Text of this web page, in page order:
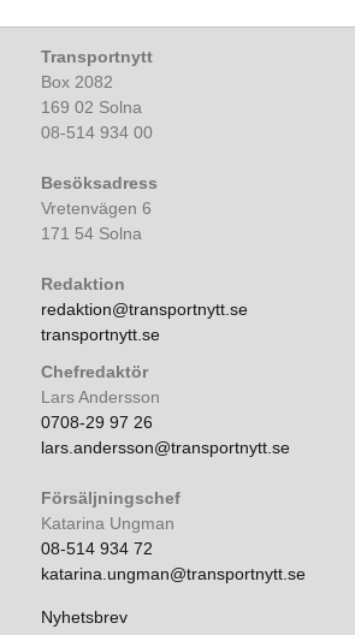
Transportnytt
Box 2082
169 02 Solna
08-514 934 00
Besöksadress
Vretenvägen 6
171 54 Solna
Redaktion
redaktion@transportnytt.se
transportnytt.se
Chefredaktör
Lars Andersson
0708-29 97 26
lars.andersson@transportnytt.se
Försäljningschef
Katarina Ungman
08-514 934 72
katarina.ungman@transportnytt.se
Nyhetsbrev